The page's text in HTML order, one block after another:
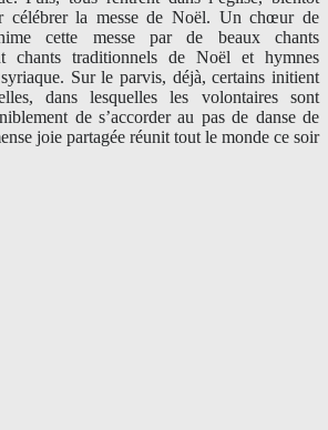
célébrer la messe de Noël. Un chœur de
cette messe par de beaux chants
chants traditionnels de Noël et hymnes
Sur le parvis, déjà, certains initient
dans lesquelles les volontaires sont
de s’accorder au pas de danse de
joie partagée réunit tout le monde ce soir